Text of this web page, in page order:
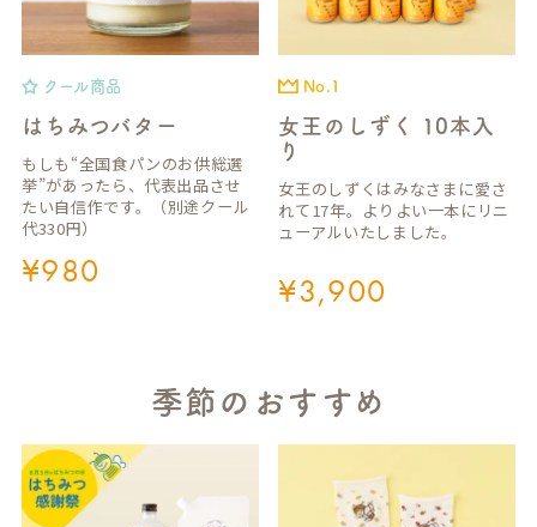
クール商品
はちみつバター
もしも“全国食パンのお供総選
挙”があったら、代表出品させ
たい自信作です。（別途クール
代330円）
¥980
No.1
女王のしずく 10本入
り
女王のしずくはみなさまに愛さ
れて17年。よりよい一本にリニ
ューアルいたしました。
¥3,900
季節のおすすめ